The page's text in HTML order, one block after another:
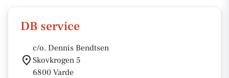
DB service
c/o. Dennis Bendtsen
Skovkrogen 5
6800 Varde